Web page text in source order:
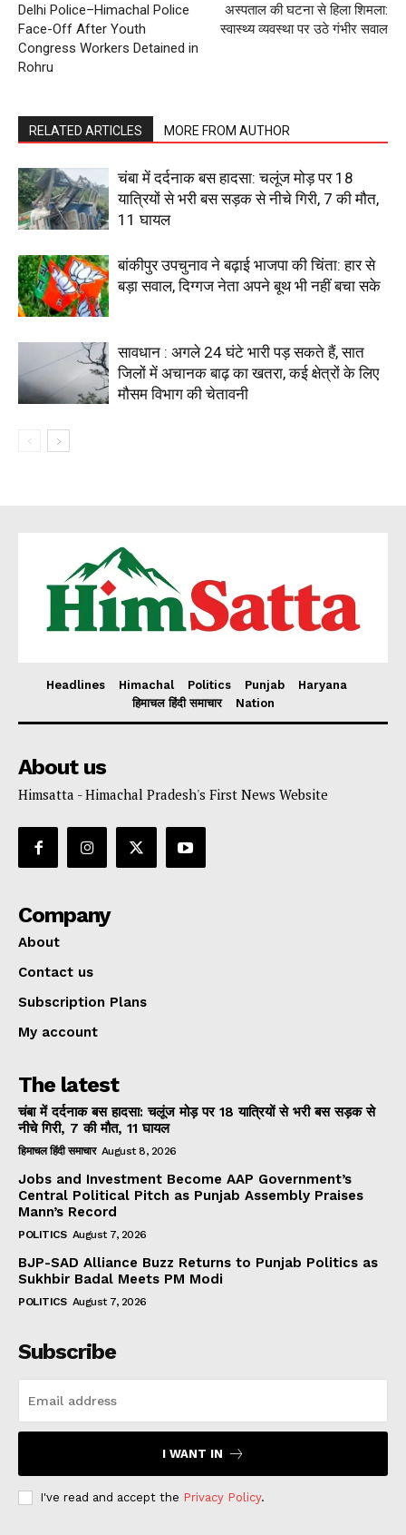
Delhi Police–Himachal Police
Face-Off After Youth
Congress Workers Detained in
Rohru
अस्पताल की घटना से हिला शिमला:
स्वास्थ्य व्यवस्था पर उठे गंभीर सवाल
RELATED ARTICLES MORE FROM AUTHOR
चंबा में दर्दनाक बस हादसा: चलूंज मोड़ पर 18
यात्रियों से भरी बस सड़क से नीचे गिरी, 7 की मौत,
11 घायल
बांकीपुर उपचुनाव ने बढ़ाई भाजपा की चिंता: हार से
बड़ा सवाल, दिग्गज नेता अपने बूथ भी नहीं बचा सके
सावधान : अगले 24 घंटे भारी पड़ सकते हैं, सात
जिलों में अचानक बाढ़ का खतरा, कई क्षेत्रों के लिए
मौसम विभाग की चेतावनी
Headlines Himachal Politics Punjab
Haryana
हिमाचल हिंदी समाचार
Nation
About us
Himsatta - Himachal Pradesh's First News Website
Company
About
Contact us
Subscription Plans
My account
The latest
चंबा में दर्दनाक बस हादसा: चलूंज मोड़ पर 18 यात्रियों से भरी बस सड़क से
नीचे गिरी, 7 की मौत, 11 घायल
हिमाचल हिंदी समाचार August 8, 2026
Jobs and Investment Become AAP Government’s
Central Political Pitch as Punjab Assembly Praises
Mann’s Record
POLITICS August 7, 2026
BJP-SAD Alliance Buzz Returns to Punjab Politics as
Sukhbir Badal Meets PM Modi
POLITICS August 7, 2026
Subscribe
I WANT IN
I've read and accept the Privacy Policy.